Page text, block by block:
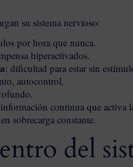
su sistema nervioso:
por hora que nunca.
hiperactivados.
: dificultad para estar sin
autocontrol.
continua que activa
sobrecarga constante.
del